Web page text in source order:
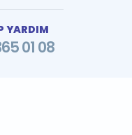
YARDIM
01 08